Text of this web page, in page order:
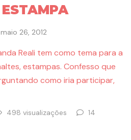
maio 26, 2012
Reali tem como tema para a
estampas. Confesso que
como iria participar,
498 visualizações
14